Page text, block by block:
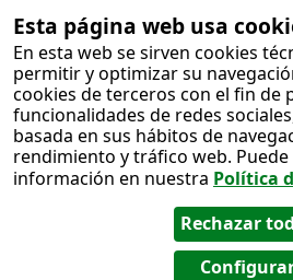
Esta página web usa
En esta web se sirven cookies
permitir y optimizar su
cookies de terceros con el fin de
funcionalidades de redes
basada en sus hábitos de
rendimiento y tráfico web.
información en nuestra Política